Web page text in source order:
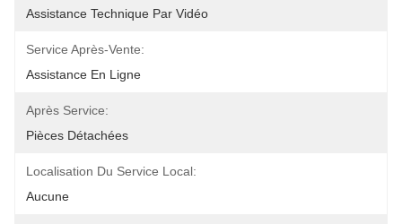
Assistance Technique Par Vidéo
Service Après-Vente:
Assistance En Ligne
Après Service:
Pièces Détachées
Localisation Du Service Local:
Aucune